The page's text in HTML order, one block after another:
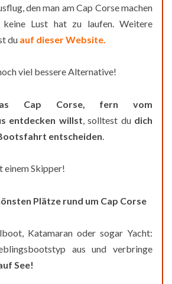
den man am Cap Corse machen
keine Lust hat zu laufen. Weitere
du auf dieser Website.
viel bessere Alternative!
Cap Corse, fern vom
entdecken willst , solltest du dich
entscheiden
einem Skipper!
Plätze rund um Cap Corse
Katamaran oder sogar Yacht:
aus und verbringe
See!